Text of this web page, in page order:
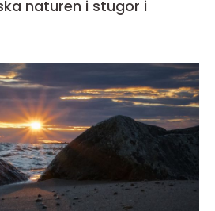
naturen i stugor i